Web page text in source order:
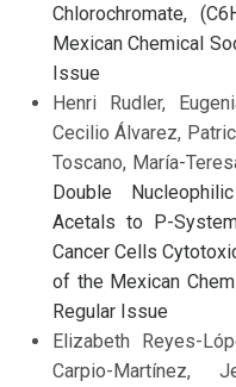
Chlorochromate,
Mexican Chemical
Issue
Henri Rudler,
Cecilio Álvarez,
Toscano, María-
Double
Acetals to P-
Cancer Cells
of the Mexican
Regular Issue
Elizabeth Reyes-
Carpio-Martínez,